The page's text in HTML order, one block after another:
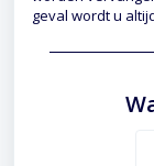
geval wordt u